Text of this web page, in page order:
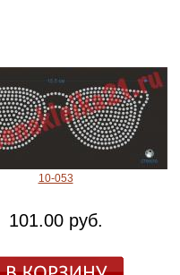
10-053
101.00 руб.